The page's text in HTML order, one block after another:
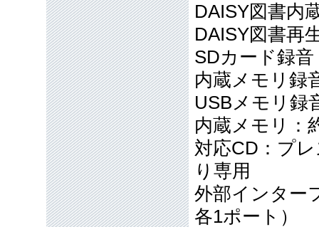
DAISY図書内
DAISY図書再
SDカード録音
内蔵メモリ録
USBメモリ録
内蔵メモリ：
対応CD：プ
り専用
外部インター
各1ポート）